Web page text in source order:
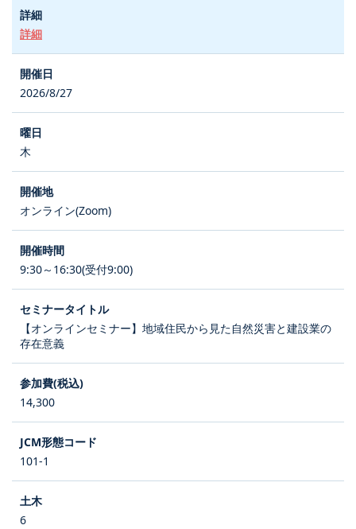
詳細
2026/8/27
木
オンライン(Zoom)
9:30～16:30(受付9:00)
【オンラインセミナー】地域住民から見た自然災害と建設業の
存在意義
14,300
101-1
6